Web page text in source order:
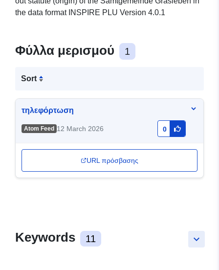
the data format INSPIRE PLU Version 4.0.1
Φύλλα μερισμού 1
Sort
τηλεφόρτωση
Atom Feed 12 March 2026 0
URL πρόσβασης
keyboard_arrow_down
Keywords 11